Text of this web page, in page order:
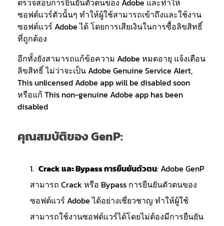
ตรวจสอบการยืนยันตัวตนของ Adobe และทำให้
ซอฟต์แวร์ตัวนั้นๆ ทำให้ผู้ใช้สามารถเข้าถึงและใช้งาน
ซอฟต์แวร์ Adobe ได้ โดยการเสียเงินในการซื้อลิขสิทธิ์
ที่ถูกต้อง
อีกทั้งยังสามารถแก้ข้อความ Adobe หมดอายุ แจ้งเตือน
ลิขสิทธิ์ ไม่ว่าจะเป็น Adobe Genuine Service Alert,
This unlicensed Adobe app will be disabled soon
หรือแก้ This non-genuine Adobe app has been
disabled
คุณสมบัติของ GenP:
Crack และ Bypass การยืนยันตัวตน: Adobe GenP
สามารถ Crack หรือ Bypass การยืนยันตัวตนของ
ซอฟต์แวร์ Adobe ได้อย่างเชี่ยวชาญ ทำให้ผู้ใช้
สามารถใช้งานซอฟต์แวร์ได้โดยไม่ต้องมีการยืนยัน